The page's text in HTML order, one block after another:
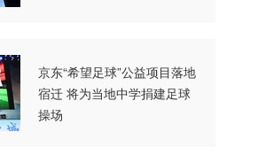
京东“希望足球”公益项目落地
宿迁 将为当地中学捐建足球
操场